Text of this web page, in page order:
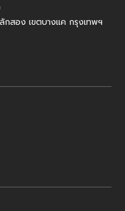
สอง เขตบางแค กรุงเทพฯ